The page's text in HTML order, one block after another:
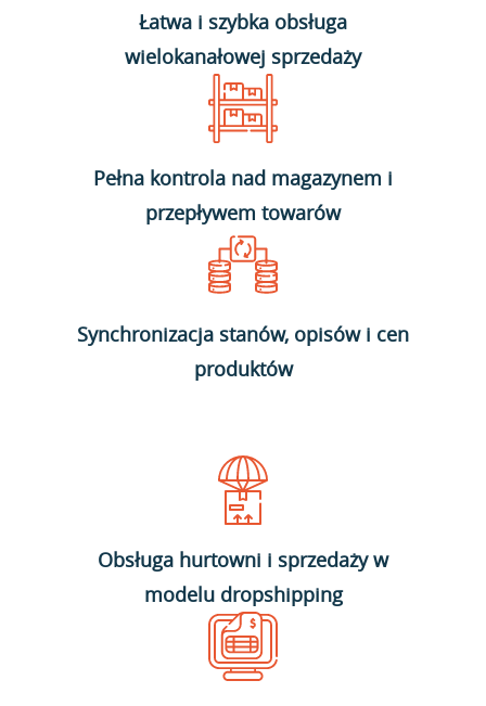
Łatwa i szybka obsługa
wielokanałowej sprzedaży
Pełna kontrola nad magazynem i
przepływem towarów
Synchronizacja stanów, opisów i cen
produktów
Obsługa hurtowni i sprzedaży w
modelu dropshipping